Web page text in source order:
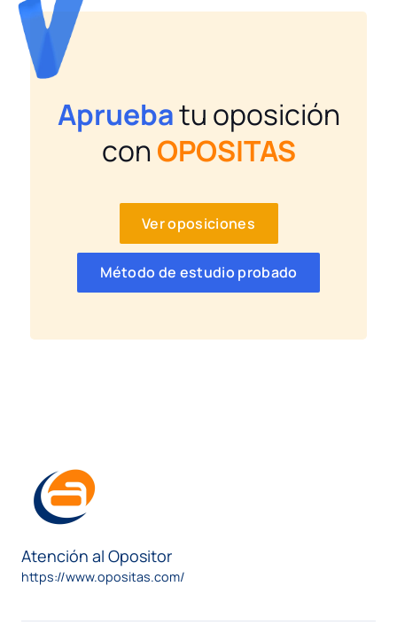
Apruebatu oposición
con OPOSITAS
Ver oposiciones
Método de estudio probado
Atención al Opositor
https://www.opositas.com/